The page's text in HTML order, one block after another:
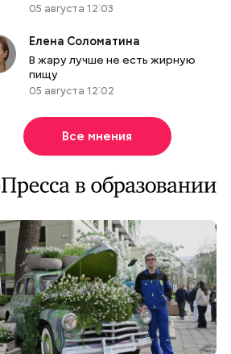
05 августа 12:03
Елена Соломатина
В жару лучше не есть жирную
пищу
05 августа 12:02
Все мнения